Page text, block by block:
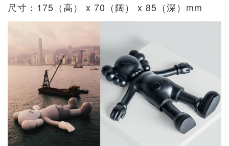
尺寸：175（高） x 70（阔） x 85（深）mm